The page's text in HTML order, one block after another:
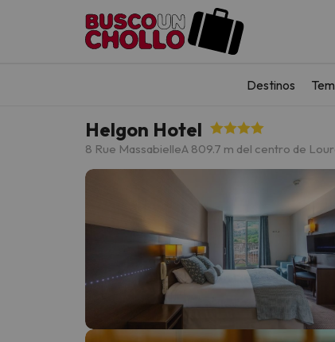
Destinos
Helgon Hotel
8 Rue MassabielleA 809.7 m del centro de